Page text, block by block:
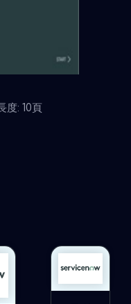
度: 10頁